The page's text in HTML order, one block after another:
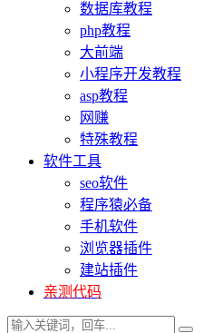
数据库教程
php教程
大前端
小程序开发教程
asp教程
网赚
特殊教程
软件工具
seo软件
程序猿必备
手机软件
浏览器插件
建站插件
亲测代码